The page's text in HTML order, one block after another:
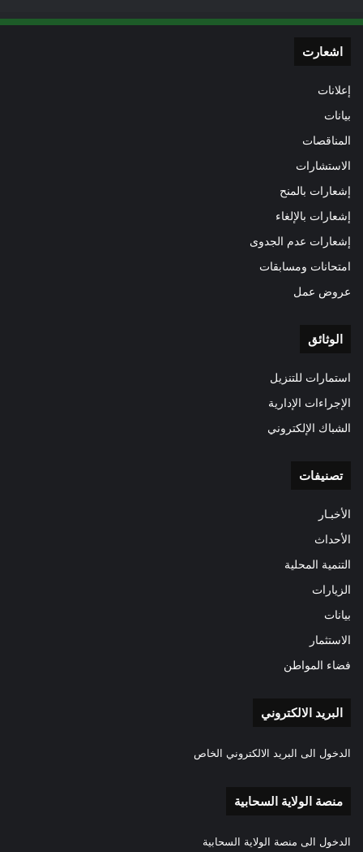
اشعارت
إعلانات
بيانات
المناقصات
الاستشارات
إشعارات بالمنح
إشعارات بالإلغاء
إشعارات عدم الجدوى
امتحانات ومسابقات
عروض عمل
الوثائق
استمارات للتنزيل
الإجراءات الإدارية
الشباك الإلكتروني
تصنيفات
الأخبـار
الأحداث
التنمية المحلية
الزيارات
بيانات
الاستثمار
فضاء المواطن
البريد الالكتروني
الدخول الى البريد الالكتروني الخاص
منصة الولاية السحابية
الدخول الى منصة الولاية السحابية